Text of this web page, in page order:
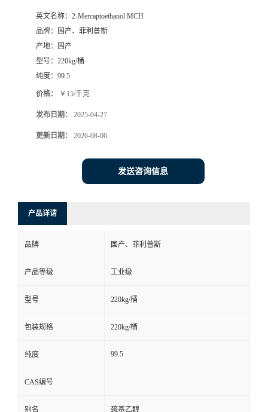
英文名称： 2-Mercaptoethanol MCH
品牌：
国产、菲利普斯
产地：
国产
型号： 220kg/桶
纯度： 99.5
价格： ￥15/千克
发布日期： 2025-04-27
更新日期： 2026-08-06
发送咨询信息
产品详请
品牌 国产、菲利普斯
产品等级 工业级
型号 220kg/桶
包装规格 220kg/桶
纯度 99.5
CAS编号
别名 巯基乙醇